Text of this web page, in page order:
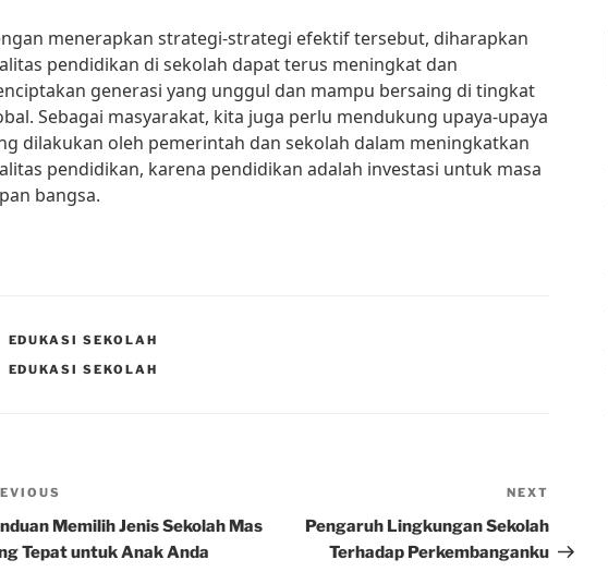
menerapkan strategi-strategi efektif tersebut, diharapkan
pendidikan di sekolah dapat terus meningkat dan
generasi yang unggul dan mampu bersaing di tingkat
Sebagai masyarakat, kita juga perlu mendukung upaya-upaya
dilakukan oleh pemerintah dan sekolah dalam meningkatkan
pendidikan, karena pendidikan adalah investasi untuk masa
bangsa.
CATEGORIES
EDUKASI SEKOLAH
TAGS
EDUKASI SEKOLAH
Memilih Jenis Sekolah Mas
Tepat untuk Anak Anda
Post
NEXT
Pengaruh Lingkungan Sekolah
Terhadap Perkembanganku